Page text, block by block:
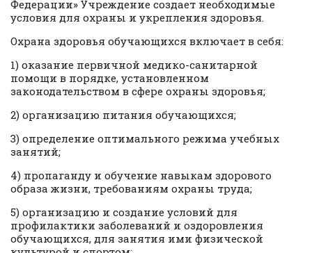
Федерации» Учреждение создает необходимые
условия для охраны и укрепления здоровья.
Охрана здоровья обучающихся включает в себя:
1) оказание первичной медико-санитарной
помощи в порядке, установленном
законодательством в сфере охраны здоровья;
2) организацию питания обучающихся;
3) определение оптимального режима учебных
занятий;
4) пропаганду и обучение навыкам здорового
образа жизни, требованиям охраны труда;
5) организацию и создание условий для
профилактики заболеваний и оздоровления
обучающихся, для занятия ими физической